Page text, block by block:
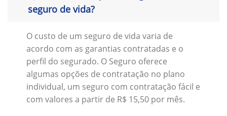
seguro de vida?
O custo de um seguro de vida varia de
acordo com as garantias contratadas e o
perfil do segurado. O Seguro oferece
algumas opções de contratação no plano
individual, um seguro com contratação fácil e
com valores a partir de R$ 15,50 por mês.